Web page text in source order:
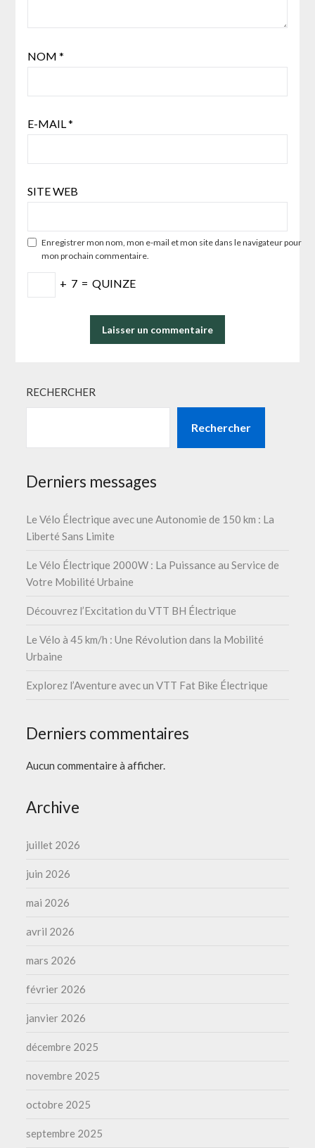
NOM *
E-MAIL *
SITE WEB
Enregistrer mon nom, mon e-mail et mon site dans le navigateur pour
mon prochain commentaire.
+ 7 = QUINZE
RECHERCHER
Rechercher
Derniers messages
Le Vélo Électrique avec une Autonomie de 150 km : La
Liberté Sans Limite
Le Vélo Électrique 2000W : La Puissance au Service de
Votre Mobilité Urbaine
Découvrez l’Excitation du VTT BH Électrique
Le Vélo à 45 km/h : Une Révolution dans la Mobilité
Urbaine
Explorez l’Aventure avec un VTT Fat Bike Électrique
Derniers commentaires
Aucun commentaire à afficher.
Archive
juillet 2026
juin 2026
mai 2026
avril 2026
mars 2026
février 2026
janvier 2026
décembre 2025
novembre 2025
octobre 2025
septembre 2025